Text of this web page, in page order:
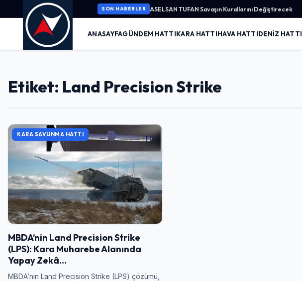
SON HABERLER ASELSAN TUFAN Savaşın Kurallarını Değiştirecek
ANASAYFAGÜNDEM HATTIKARA HATTIHAVA HATTIDENIZ HATTI
Etiket: Land Precision Strike
KARA SAVUNMA HATTI
MBDA’nin Land Precision Strike
(LPS): Kara Muharebe Alanında
Yapay Zekâ…
MBDA’nin Land Precision Strike (LPS) çözümü,